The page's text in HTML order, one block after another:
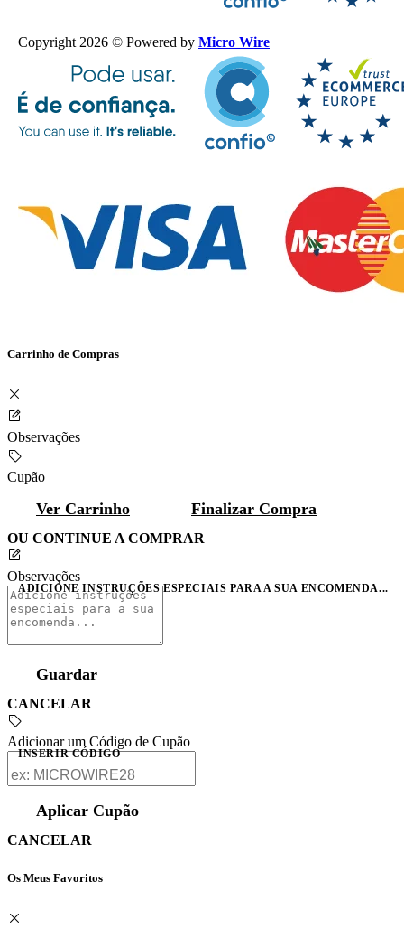
Copyright 2026 © Powered by Micro Wire
Carrinho de Compras
Observações
Cupão
Ver Carrinho Finalizar Compra
OU CONTINUE A COMPRAR
Observações
ADICIONE INSTRUÇÕES ESPECIAIS PARA A SUA ENCOMENDA...
Guardar
CANCELAR
Adicionar um Código de Cupão
INSERIR CÓDIGO
Aplicar Cupão
CANCELAR
Os Meus Favoritos